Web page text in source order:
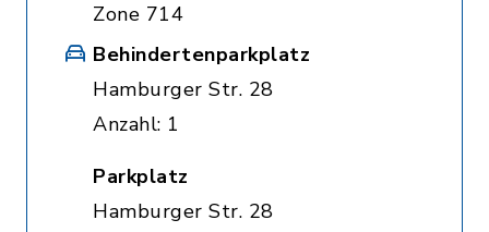
Zone 714
Behindertenparkplatz
Hamburger Str. 28
Anzahl: 1
Parkplatz
Hamburger Str. 28